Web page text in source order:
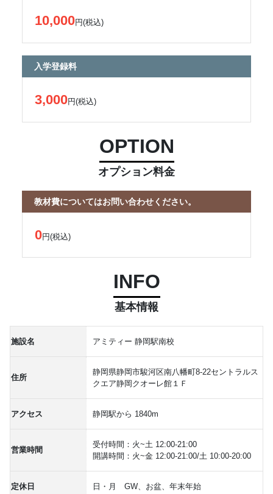
10,000円(税込)
入学登録料
3,000円(税込)
OPTION
オプション料金
教材費についてはお問い合わせください。
0円(税込)
INFO
基本情報
施設名 アミティー 静岡駅南校
住所
静岡県静岡市駿河区南八幡町8-22セントラルス
クエア静岡クオーレ館１Ｆ
アクセス 静岡駅から 1840m
営業時間
受付時間：火~土 12:00-21:00
開講時間：火~金 12:00-21:00/土 10:00-20:00
定休日 日・月 GW、お盆、年末年始